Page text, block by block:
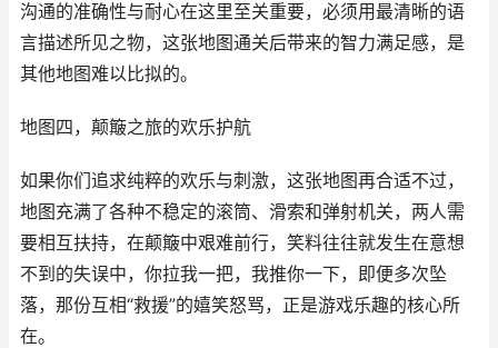
沟通的准确性与耐心在这里至关重要，必须用最清晰的语
言描述所见之物，这张地图通关后带来的智力满足感，是
其他地图难以比拟的。
地图四，颠簸之旅的欢乐护航
如果你们追求纯粹的欢乐与刺激，这张地图再合适不过，
地图充满了各种不稳定的滚筒、滑索和弹射机关，两人需
要相互扶持，在颠簸中艰难前行，笑料往往就发生在意想
不到的失误中，你拉我一把，我推你一下，即便多次坠
落，那份互相“救援”的嬉笑怒骂，正是游戏乐趣的核心所
在。